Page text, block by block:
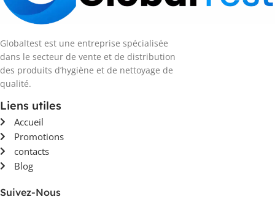
Globaltest est une entreprise spécialisée
dans le secteur de vente et de distribution
des produits d’hygiène et de nettoyage de
qualité.
Liens utiles
Accueil
Promotions
contacts
Blog
Suivez-Nous